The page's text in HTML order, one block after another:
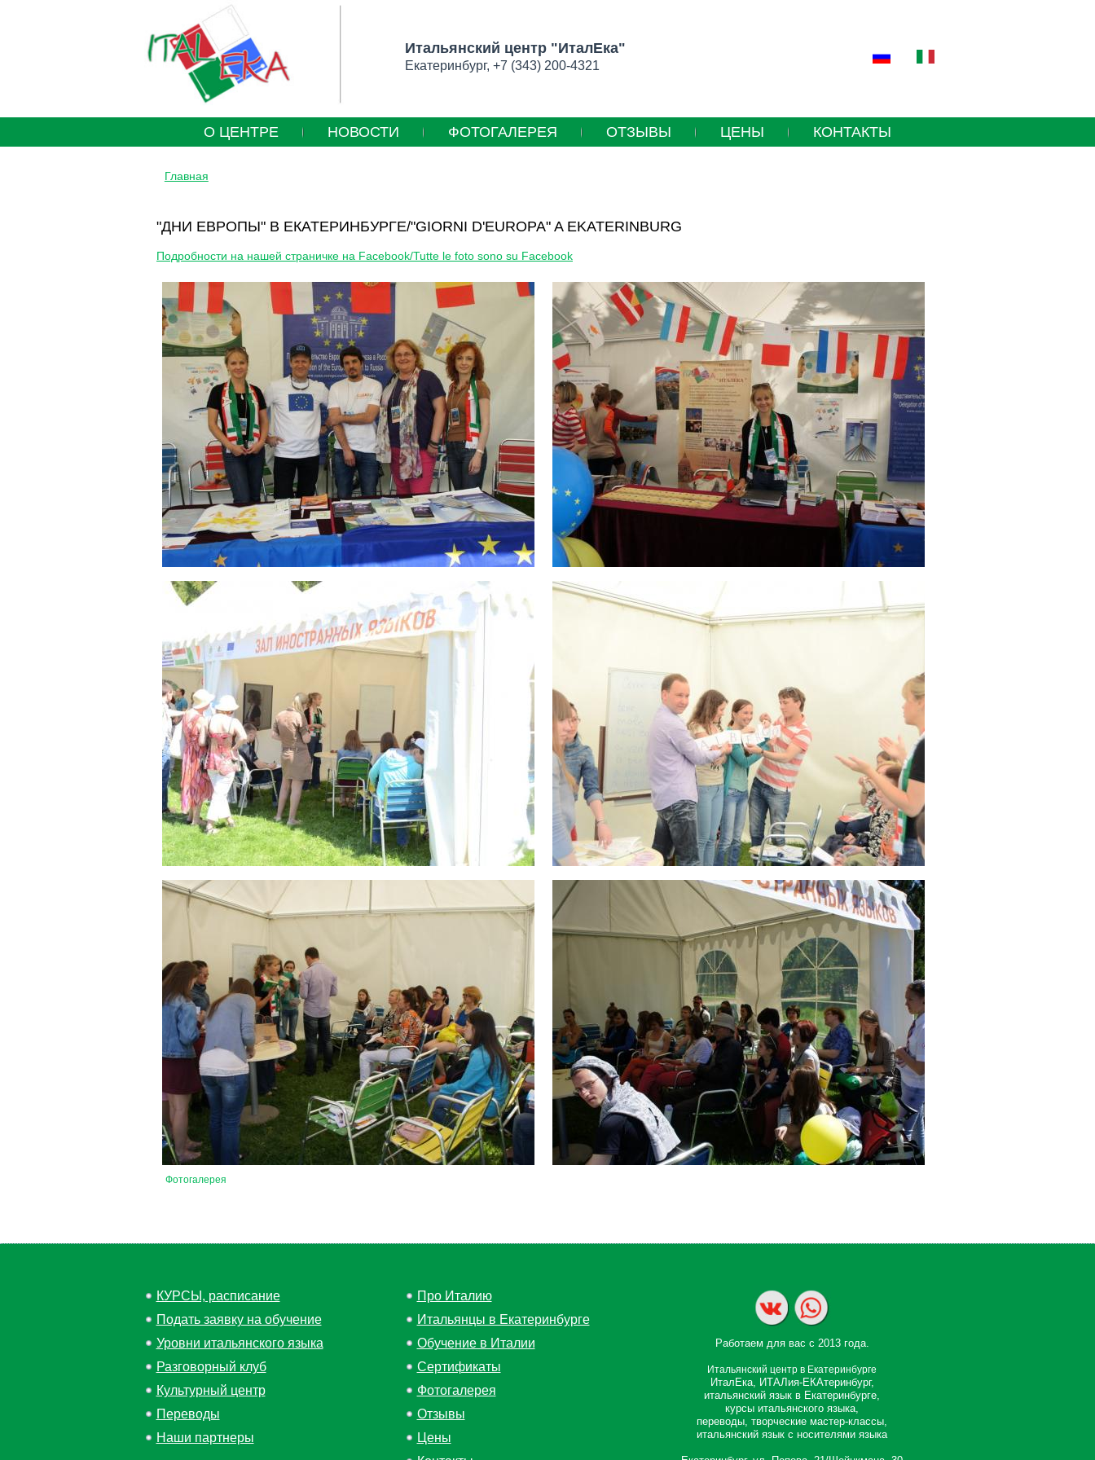
Итальянский центр "ИталЕка"
Екатеринбург, +7 (343) 200-4321
O ЦЕНТРЕ НОВОСТИ ФОТОГАЛЕРЕЯ ОТЗЫВЫ ЦЕНЫ КОНТАКТЫ
ВЫ ЗДЕСЬ
Главная
"ДНИ ЕВРОПЫ" В ЕКАТЕРИНБУРГЕ/"GIORNI D'EUROPA" A EKATERINBURG
Подробности на нашей страничке на Facebook/Tutte le foto sono su Facebook
Фотогалерея
КУРСЫ, расписание
Подать заявку на обучение
Уровни итальянского языка
Разговорный клуб
Культурный центр
Переводы
Наши партнеры
Про Италию
Итальянцы в Екатеринбурге
Обучение в Италии
Сертификаты
Фотогалерея
Отзывы
Цены
Работаем для вас с 2013 года.
Итальянский центр в Екатеринбурге
ИталЕка, ИТАЛия-ЕКАтеринбург,
итальянский язык в Екатеринбурге,
курсы итальянского языка,
переводы, творческие мастер-классы,
итальянский язык с носителями языка